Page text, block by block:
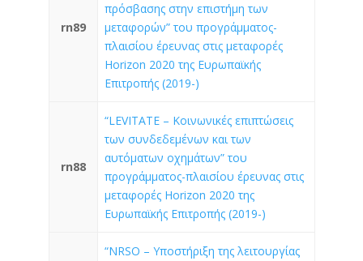
rn89
πρόσβασης στην επιστήμη των
μεταφορών” του προγράμματος-
πλαισίου έρευνας στις μεταφορές
Horizon 2020 της Ευρωπαϊκής
Επιτροπής (2019-)
rn88
“LEVITATE – Κοινωνικές επιπτώσεις
των συνδεδεμένων και των
αυτόματων οχημάτων” του
προγράμματος-πλαισίου έρευνας στις
μεταφορές Horizon 2020 της
Ευρωπαϊκής Επιτροπής (2019-)
“NRSO – Υποστήριξη της λειτουργίας